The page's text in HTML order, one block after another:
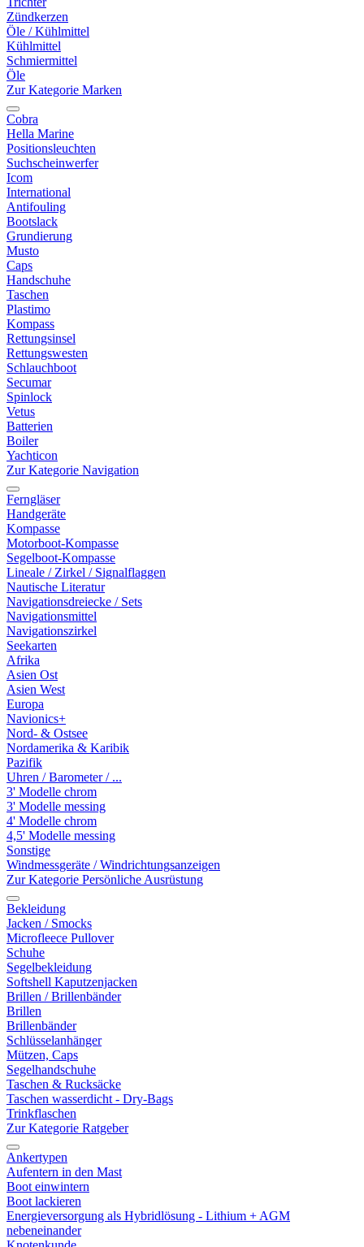
Zündkerzen
Öle / Kühlmittel
Kühlmittel
Schmiermittel
Öle
Zur Kategorie Marken
Cobra
Hella Marine
Positionsleuchten
Suchscheinwerfer
Icom
International
Antifouling
Bootslack
Grundierung
Musto
Caps
Handschuhe
Taschen
Plastimo
Kompass
Rettungsinsel
Rettungswesten
Schlauchboot
Secumar
Spinlock
Vetus
Batterien
Boiler
Yachticon
Zur Kategorie Navigation
Ferngläser
Handgeräte
Kompasse
Motorboot-Kompasse
Segelboot-Kompasse
Lineale / Zirkel / Signalflaggen
Nautische Literatur
Navigationsdreiecke / Sets
Navigationsmittel
Navigationszirkel
Seekarten
Afrika
Asien Ost
Asien West
Europa
Navionics+
Nord- & Ostsee
Nordamerika & Karibik
Pazifik
Uhren / Barometer / ...
3' Modelle chrom
3' Modelle messing
4' Modelle chrom
4,5' Modelle messing
Sonstige
Windmessgeräte / Windrichtungsanzeigen
Zur Kategorie Persönliche Ausrüstung
Bekleidung
Jacken / Smocks
Microfleece Pullover
Schuhe
Segelbekleidung
Softshell Kaputzenjacken
Brillen / Brillenbänder
Brillen
Brillenbänder
Schlüsselanhänger
Mützen, Caps
Segelhandschuhe
Taschen & Rucksäcke
Taschen wasserdicht - Dry-Bags
Trinkflaschen
Zur Kategorie Ratgeber
Ankertypen
Aufentern in den Mast
Boot einwintern
Boot lackieren
Energieversorgung als Hybridlösung - Lithium + AGM
nebeneinander